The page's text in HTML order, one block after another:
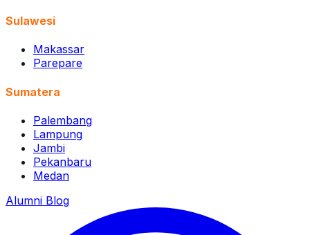
Sulawesi
Makassar
Parepare
Sumatera
Palembang
Lampung
Jambi
Pekanbaru
Medan
Alumni Blog